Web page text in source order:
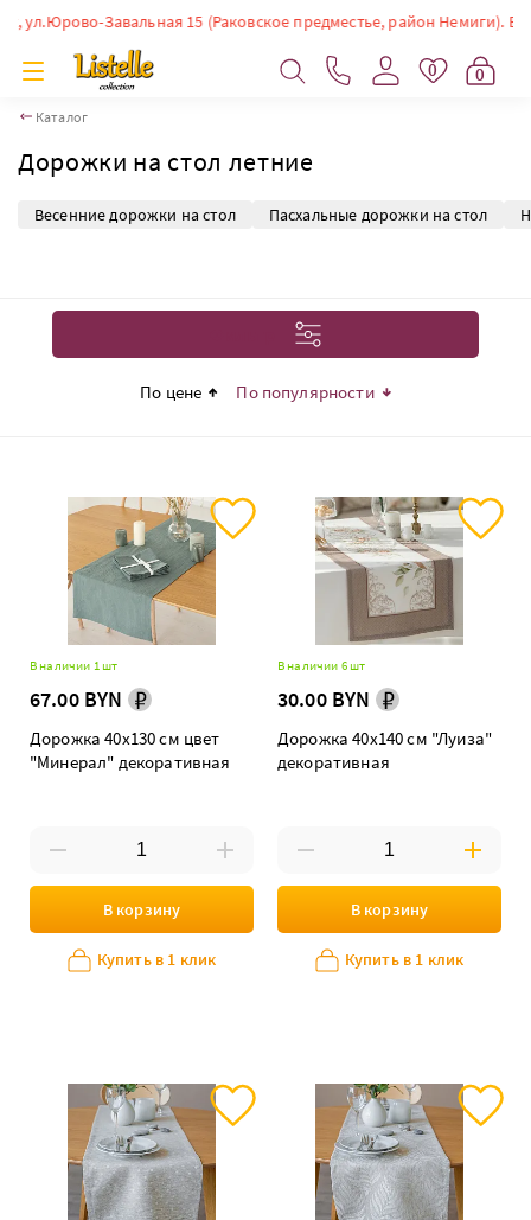
Завальная 15 (Раковское предместье, район Немиги). Время
0 0
Каталог
Дорожки на стол летние
Весенние дорожки на стол Пасхальные дорожки на стол
По цене По популярности
В наличии 1 шт
67.00 BYN
Дорожка 40х130 см цвет
"Минерал" декоративная
В корзину
Купить в 1 клик
В наличии 6 шт
30.00 BYN
Дорожка 40х140 см "Луиза"
декоративная
В корзину
Купить в 1 клик